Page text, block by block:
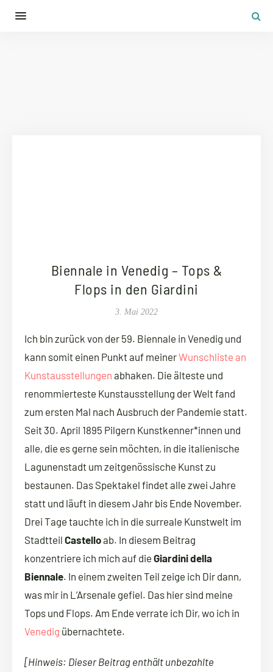
Biennale in Venedig – Tops &
Flops in den Giardini
3. Mai 2022
Ich bin zurück von der 59. Biennale in Venedig und
kann somit einen Punkt auf meinerWunschliste an
Kunstausstellungen abhaken. Die älteste und
renommierteste Kunstausstellung der Welt fand
zum ersten Mal nach Ausbruch der Pandemie statt.
Seit 30. April 1895 Pilgern Kunstkenner*innen und
alle, die es gerne sein möchten, in die italienische
Lagunenstadt um zeitgenössische Kunst zu
bestaunen. Das Spektakel findet alle zwei Jahre
statt und läuft in diesem Jahr bis Ende November.
Drei Tage tauchte ich in die surreale Kunstwelt im
Stadtteil Castelloab. In diesem Beitrag
konzentriere ich mich auf die Giardini della
Biennale. In einem zweiten Teil zeige ich Dir dann,
was mir in L’Arsenale gefiel. Das hier sind meine
Tops und Flops. Am Ende verrate ich Dir, wo ich in
Venedig übernachtete.
[Hinweis: Dieser Beitrag enthält unbezahlte